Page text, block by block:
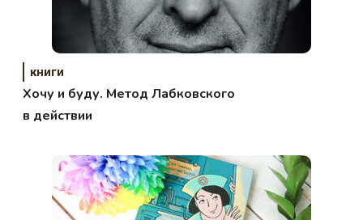
книги
Хочу и буду. Метод Лабковского
в действии